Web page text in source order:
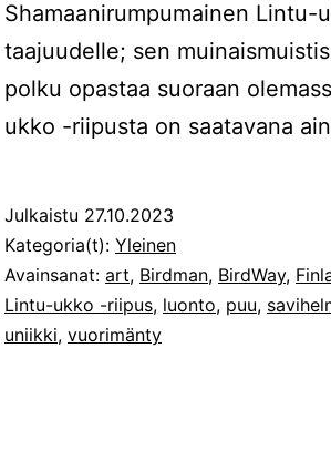
Shamaanirumpumainen
taajuudelle; sen
polku opastaa suoraan
ukko -riipusta on saatavana
Julkaistu 27.10.2023
Kategoria(t): Yleinen
Avainsanat: art, Birdman, BirdWay,
Lintu-ukko -riipus, luonto, puu,
uniikki, vuorimänty